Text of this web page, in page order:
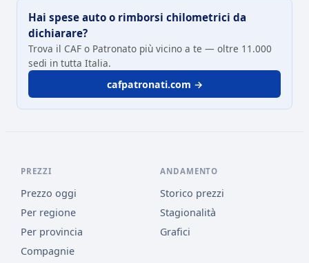
Hai spese auto o rimborsi chilometrici da
dichiarare?
Trova il CAF o Patronato più vicino a te — oltre 11.000
sedi in tutta Italia.
cafpatronati.com →
PREZZI
Prezzo oggi
Per regione
Per provincia
Compagnie
ANDAMENTO
Storico prezzi
Stagionalità
Grafici